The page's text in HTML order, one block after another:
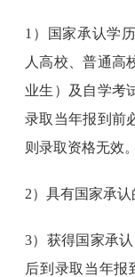
1）国家承认学
人高校、普通高
业生）及自学考
录取当年报到前
则录取资格无效。
2）具有国家承认
3）获得国家承
后到录取当年报